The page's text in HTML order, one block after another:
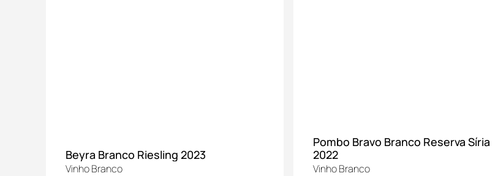
Beyra Branco Riesling 2023
Vinho Branco
Pombo Bravo Branco Reserva Síria
2022
Vinho Branco